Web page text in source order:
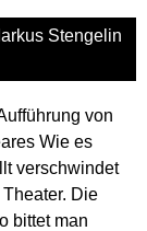
Stengelin
von
Wie es
verschwindet
Die
bittet man